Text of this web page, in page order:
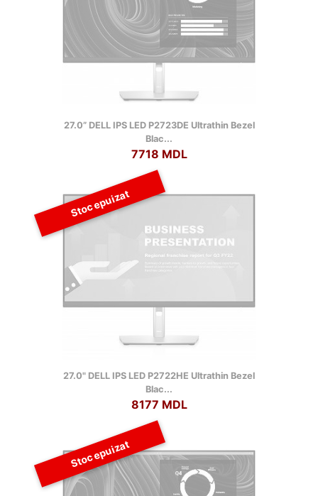
27.0” DELL IPS LED P2723DE Ultrathin Bezel
Blac...
7718 MDL
Stoc epuizat
27.0" DELL IPS LED P2722HE Ultrathin Bezel
Blac...
8177 MDL
Stoc epuizat